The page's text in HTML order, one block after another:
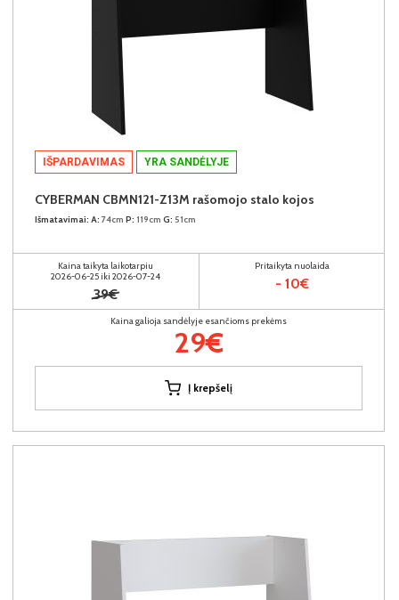
IŠPARDAVIMAS YRA SANDĖLYJE
CYBERMAN CBMN121-Z13M rašomojo stalo kojos
Išmatavimai: A: 74cm P: 119cm G: 51cm
Kaina taikyta laikotarpiu
2026-06-25 iki 2026-07-24
39€
Pritaikyta nuolaida
- 10€
Kaina galioja sandėlyje esančioms prekėms
29€
Į krepšelį